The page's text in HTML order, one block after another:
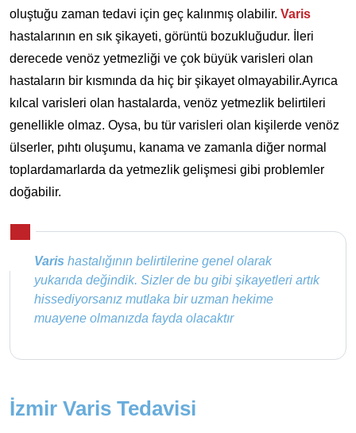
oluştuğu zaman tedavi için geç kalınmış olabilir. Varis
hastalarının en sık şikayeti, görüntü bozukluğudur. İleri
derecede venöz yetmezliği ve çok büyük varisleri olan
hastaların bir kısmında da hiç bir şikayet olmayabilir.Ayrıca
kılcal varisleri olan hastalarda, venöz yetmezlik belirtileri
genellikle olmaz. Oysa, bu tür varisleri olan kişilerde venöz
ülserler, pıhtı oluşumu, kanama ve zamanla diğer normal
toplardamarlarda da yetmezlik gelişmesi gibi problemler
doğabilir.
Varis hastalığının belirtilerine genel olarak
yukarıda değindik. Sizler de bu gibi şikayetleri artık
hissediyorsanız mutlaka bir uzman hekime
muayene olmanızda fayda olacaktır
İzmir Varis Tedavisi